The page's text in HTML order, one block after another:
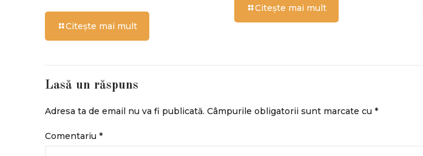
Citește mai mult
Citește mai mult
Lasă un răspuns
Adresa ta de email nu va fi publicată. Câmpurile obligatorii sunt marcate cu *
Comentariu *